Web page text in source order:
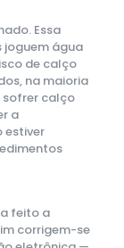
Essa
joguem água
de calço
na maioria
sofrer calço
a
estiver
feito a
corrigem-se